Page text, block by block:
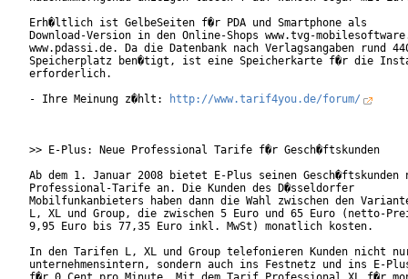
Erh�ltlich ist GelbeSeiten f�r PDA und Smartphone als
Download-Version in den Online-Shops www.tvg-
www.pdassi.de. Da die Datenbank nach Verlagsangaben rund
Speicherplatz ben�tigt, ist eine Speicherkarte f�r die
erforderlich.
- Ihre Meinung z�hlt:
http://www.tarif4you.de/forum/
>> E-Plus: Neue Professional Tarife f�r Gesch�ftskunden
Ab dem 1. Januar 2008 bietet E-Plus seinen Gesch�ftskunden
Professional-Tarife an. Die Kunden des D�sseldorfer
Mobilfunkanbieters haben dann die Wahl zwischen den
L, XL und Group, die zwischen 5 Euro und 65 Euro (netto-
9,95 Euro bis 77,35 Euro inkl. MwSt) monatlich kosten.
In den Tarifen L, XL und Group telefonieren Kunden nicht
unternehmensintern, sondern auch ins Festnetz und ins E-